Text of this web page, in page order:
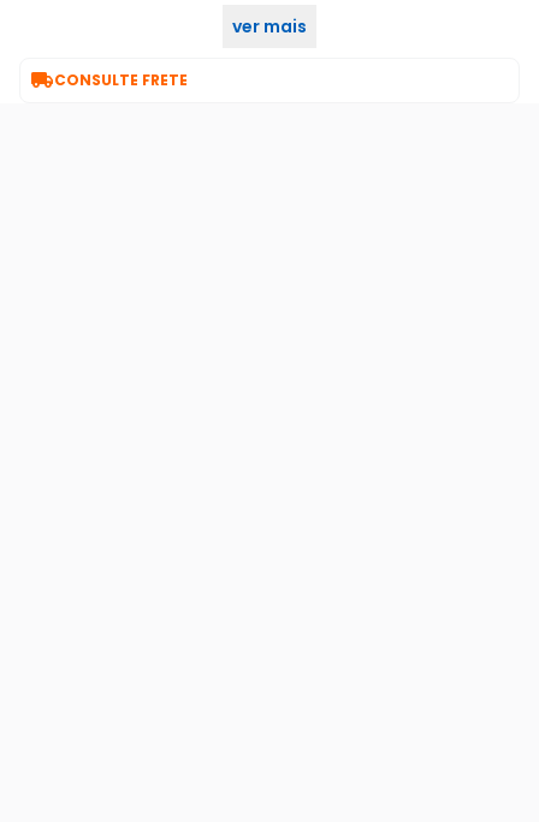
ver mais
CONSULTE FRETE